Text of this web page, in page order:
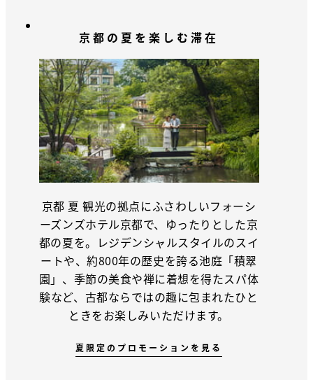
京都の夏を楽しむ滞在
京都 夏 観光の拠点にふさわしいフォーシ
ーズンズホテル京都で、ゆったりとした京
都の夏を。レジデンシャルスタイルのスイ
ートや、約800年の歴史を誇る池庭「積翠
園」、季節の美食や禅に着想を得たスパ体
験など、古都ならではの趣に包まれたひと
ときをお楽しみいただけます。
夏限定のプロモーションを見る